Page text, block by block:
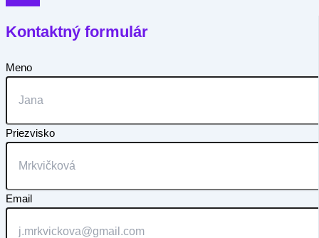
Kontaktný formulár
Meno
Priezvisko
Email